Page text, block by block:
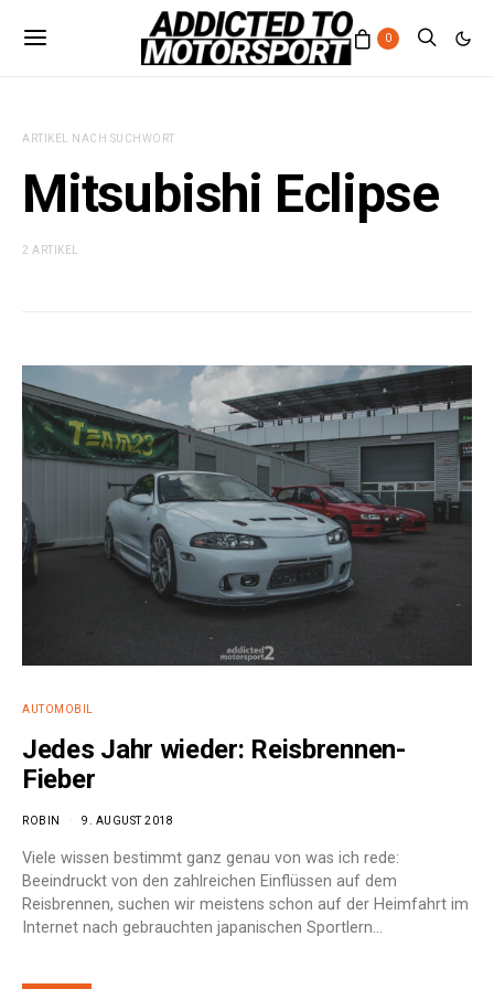
0
ARTIKEL NACH SUCHWORT
Mitsubishi Eclipse
2 ARTIKEL
AUTOMOBIL
Jedes Jahr wieder: Reisbrennen-
Fieber
ROBIN 9. AUGUST 2018
Viele wissen bestimmt ganz genau von was ich rede:
Beeindruckt von den zahlreichen Einflüssen auf dem
Reisbrennen, suchen wir meistens schon auf der Heimfahrt im
Internet nach gebrauchten japanischen Sportlern…